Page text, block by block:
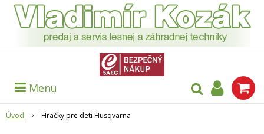
Menu
Úvod Hračky pre deti Husqvarna